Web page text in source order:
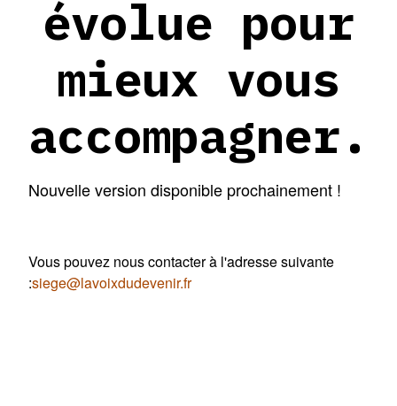
évolue pour
mieux vous
accompagner.
Nouvelle version disponible prochainement !
Vous pouvez nous contacter à l'adresse suivante
:siege@lavoixdudevenir.fr